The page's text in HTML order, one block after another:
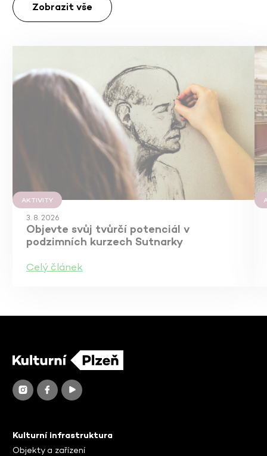
Zobrazit vše
AKTIVITY
3. 8. 2026
Objevte svůj tvůrčí potenciál v
podzimních kurzech Sutnarky
Celý článek
Kulturní infrastruktura
Objekty a zařízení